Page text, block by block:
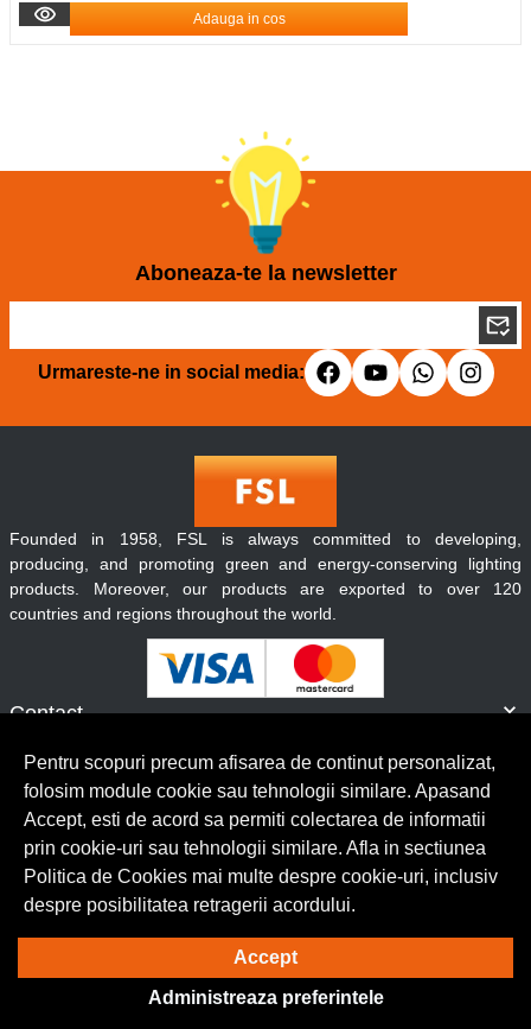
Adauga in cos
Aboneaza-te la newsletter
Urmareste-ne in social media:
Contact
Servicii clienti
Founded in 1958, FSL is always committed to developing,
producing, and promoting green and energy-conserving lighting
products. Moreover, our products are exported to over 120
countries and regions throughout the world.
© Copyright 2026 Lumilux. Toate drepturile rezervate.
Solutie eCommercepowered by
BrowserID:
Pentru scopuri precum afisarea de continut personalizat,
folosim module cookie sau tehnologii similare. Apasand
Accept, esti de acord sa permiti colectarea de informatii
prin cookie-uri sau tehnologii similare. Afla in sectiunea
Politica de Cookies mai multe despre cookie-uri, inclusiv
despre posibilitatea retragerii acordului.
Accept
Administreaza preferintele